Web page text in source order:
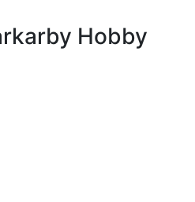
Hobby